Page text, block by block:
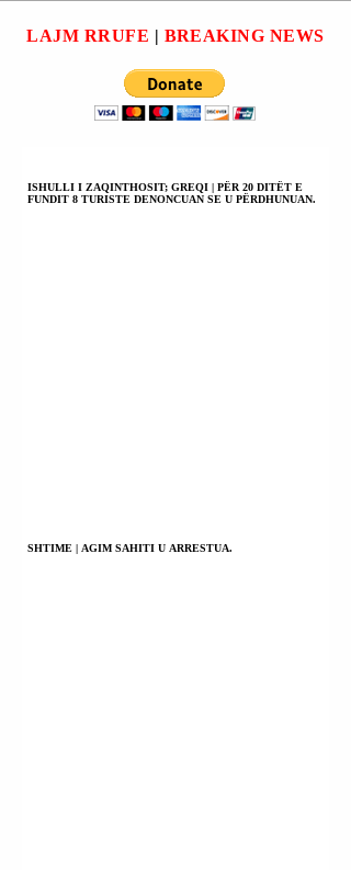
KUÇIT (NJOHUR
RËNDOM SI “GUÇI
I TIKTOK-ut”).
LAJM RRUFE | BREAKING NEWS
ISHULLI I ZAQINTHOSIT; GREQI | PËR 20 DITËT E
FUNDIT 8 TURISTE DENONCUAN SE U PËRDHUNUAN.
SHTIME | AGIM SAHITI U ARRESTUA.